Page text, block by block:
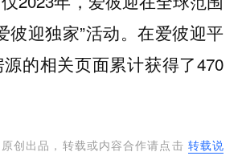
彼迎独家”活动。在爱彼迎平
的相关页面累计获得了470
原创出品，转载或内容合作请点击 转载说